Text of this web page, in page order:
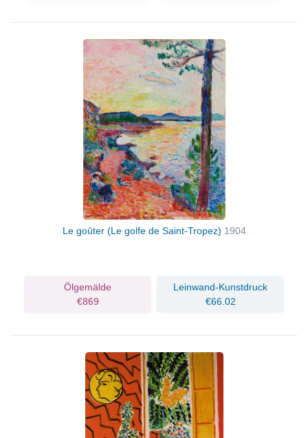
Le goûter (Le golfe de Saint-Tropez) 1904
Ölgemälde
€869
Leinwand-Kunstdruck
€66.02